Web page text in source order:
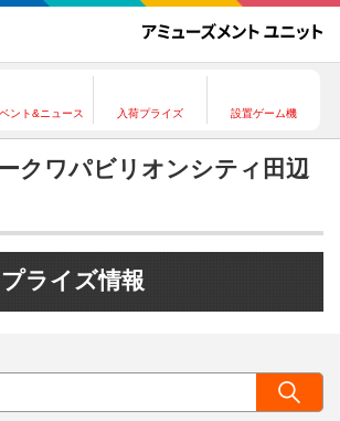
ント&ニュース 入荷プライズ 設置ゲーム機
クワパビリオンシティ田辺
ライズ情報